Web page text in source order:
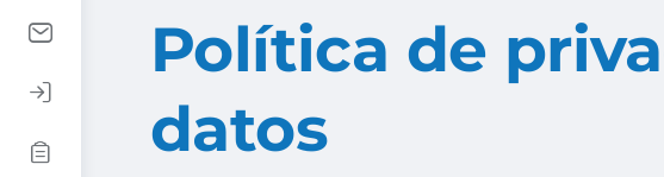
Política de
datos